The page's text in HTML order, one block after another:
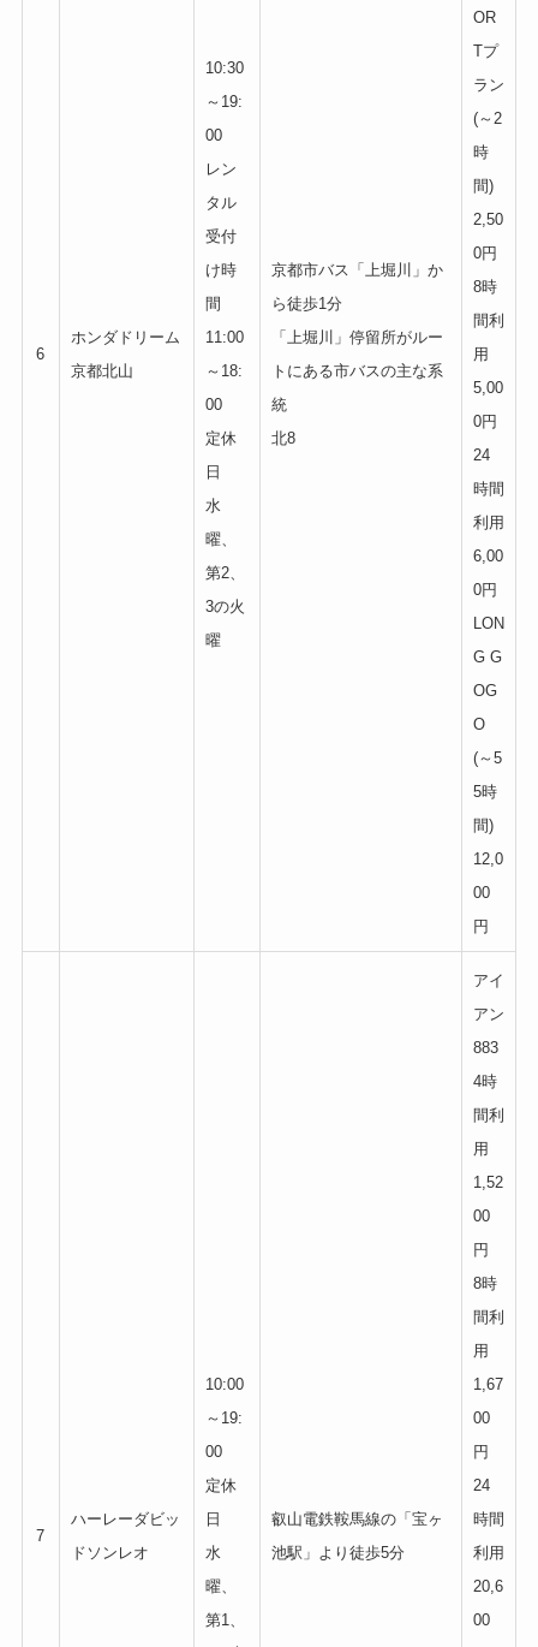
6
ホンダドリーム
京都北山
10:30
～19:
00
レン
タル
受付
け時
間
11:00
～18:
00
定休
日
水
曜、
第2、
3の火
曜
京都市バス「上堀川」か
ら徒歩1分
「上堀川」停留所がルー
トにある市バスの主な系
統
北8
OR
Tプ
ラン
(～2
時
間)
2,50
0円
8時
間利
用
5,00
0円
24
時間
利用
6,00
0円
LON
G G
OG
O
(～5
5時
間)
12,0
00
円
7
ハーレーダビッ
ドソンレオ
10:00
～19:
00
定休
日
水
曜、
第1、
叡山電鉄鞍馬線の「宝ヶ
池駅」より徒歩5分
アイ
アン
883
4時
間利
用
1,52
00
円
8時
間利
用
1,67
00
円
24
時間
利用
20,6
00